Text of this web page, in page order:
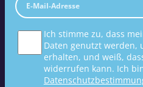
Ich stimme zu, dass
Daten genutzt werden,
erhalten, und weiß,
widerrufen kann. Ich